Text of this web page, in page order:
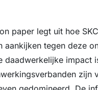
paper legt uit hoe
aankijken tegen deze
daadwerkelijke impact
zijn